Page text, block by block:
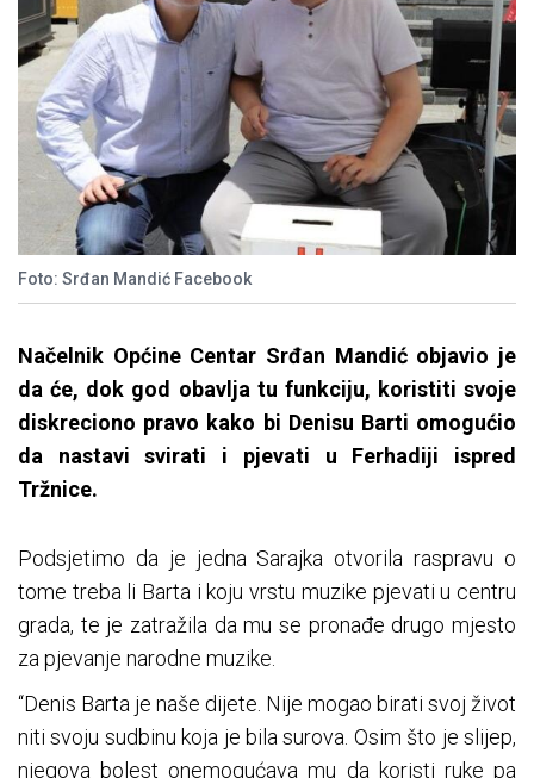
Foto: Srđan Mandić Facebook
Načelnik Općine Centar Srđan Mandić objavio je
da će, dok god obavlja tu funkciju, koristiti svoje
diskreciono pravo kako bi Denisu Barti omogućio
da nastavi svirati i pjevati u Ferhadiji ispred
Tržnice.
Podsjetimo da je jedna Sarajka otvorila raspravu o
tome treba li Barta i koju vrstu muzike pjevati u centru
grada, te je zatražila da mu se pronađe drugo mjesto
za pjevanje narodne muzike.
“Denis Barta je naše dijete. Nije mogao birati svoj život
niti svoju sudbinu koja je bila surova. Osim što je slijep,
njegova bolest onemogućava mu da koristi ruke pa